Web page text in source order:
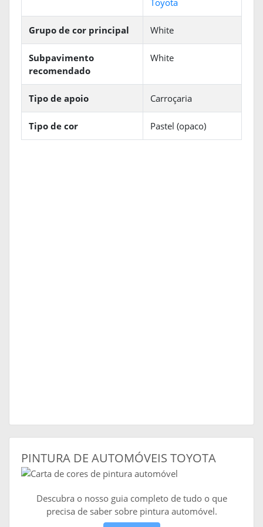
Toyota
Grupo de cor principal White
Subpavimento
recomendado
White
Tipo de apoio Carroçaria
Tipo de cor Pastel (opaco)
PINTURA DE AUTOMÓVEIS TOYOTA
Descubra o nosso guia completo de tudo o que
precisa de saber sobre pintura automóvel.